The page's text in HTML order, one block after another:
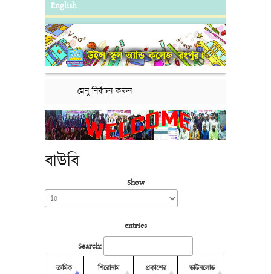
English
উইন্স স্কুল অ্যান্ড কলেজ, রংপুর।
মেনু নির্বাচন করুন
বাউবি
Show
entries
Search:
ক্রমিক শিরোনাম
প্রকাশের
ডাউনলোড